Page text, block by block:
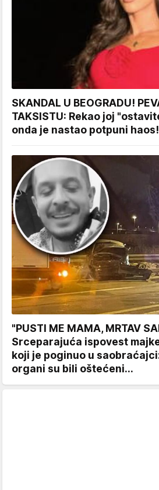
SKANDAL U BEOGRADU!
TAKSISTU: Rekao joj
onda je nastao potpuni haos!
"PUSTI ME MAMA, MRTAV
Srceparajuća ispovest
koji je poginuo u
organi su bili oštećeni...